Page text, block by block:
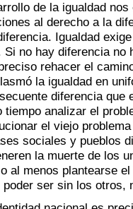
de la igualdad
al derecho a la
Igualdad
no hay diferencia no
rehacer el
la igualdad en
diferencia que
tiempo analizar el
el viejo
sociales y pueblos
la muerte de los
al menos plantearse
ser sin los otros,